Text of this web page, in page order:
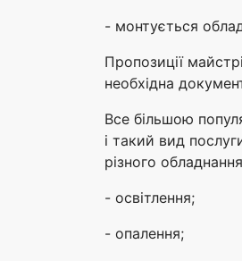
- монтується
Пропозиції
необхідна
Все більшою
і такий вид
різного
- освітлення;
- опалення;